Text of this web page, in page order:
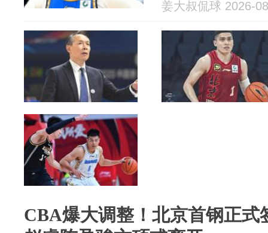
姜大叔侃球 2026-
CBA爆大调整！北京首钢正式